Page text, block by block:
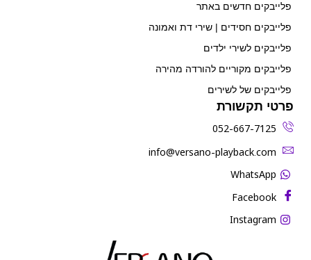
פלייבקים חדשים באתר
פלייבקים חסידים | שירי דת ואמונה
פלייבקים לשירי ילדים
פלייבקים מקוריים להורדה מהירה
פלייבקים של לשירים
פרטי תקשורת
052-667-7125
‫info@versano-playback.com‬
WhatsApp
Facebook
Instagram